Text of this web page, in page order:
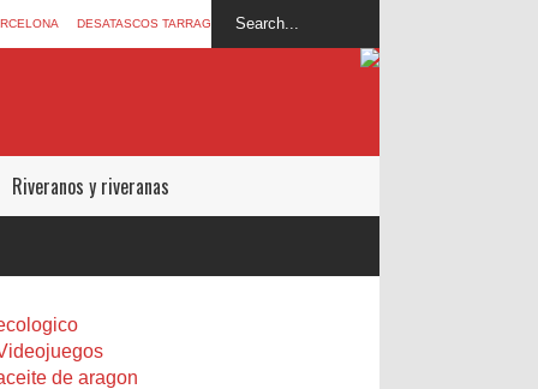
DESATASCOS TARRAGONA
Riveranos y riveranas
de aragon